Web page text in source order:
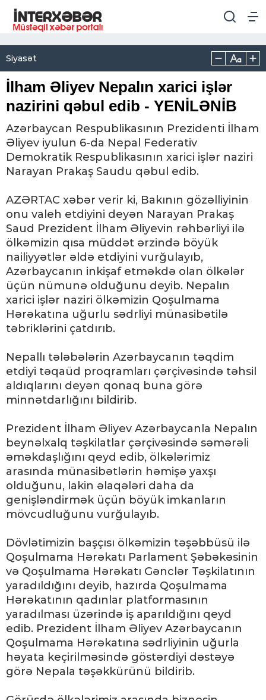
Siyasət
İlham Əliyev Nepalın xarici işlər
nazirini qəbul edib - YENİLƏNİB
Azərbaycan Respublikasının Prezidenti İlham
Əliyev iyulun 6-da Nepal Federativ
Demokratik Respublikasının xarici işlər naziri
Narayan Prakaş Saudu qəbul edib.
AZƏRTAC xəbər verir ki, Bakının gözəlliyinin
onu valeh etdiyini deyən Narayan Prakaş
Saud Prezident İlham Əliyevin rəhbərliyi ilə
ölkəmizin qısa müddət ərzində böyük
nailiyyətlər əldə etdiyini vurğulayıb,
Azərbaycanın inkişaf etməkdə olan ölkələr
üçün nümunə olduğunu deyib. Nepalın
xarici işlər naziri ölkəmizin Qoşulmama
Hərəkatına uğurlu sədrliyi münasibətilə
təbriklərini çatdırıb.
Nepallı tələbələrin Azərbaycanın təqdim
etdiyi təqaüd proqramları çərçivəsində təhsil
aldıqlarını deyən qonaq buna görə
minnətdarlığını bildirib.
Prezident İlham Əliyev Azərbaycanla Nepalın
beynəlxalq təşkilatlar çərçivəsində səmərəli
əməkdaşlığını qeyd edib, ölkələrimiz
arasında münasibətlərin həmişə yaxşı
olduğunu, lakin əlaqələri daha da
genişləndirmək üçün böyük imkanların
mövcudluğunu vurğulayıb.
Dövlətimizin başçısı ölkəmizin təşəbbüsü ilə
Qoşulmama Hərəkatı Parlament Şəbəkəsinin
və Qoşulmama Hərəkatı Gənclər Təşkilatının
yaradıldığını deyib, hazırda Qoşulmama
Hərəkatının qadınlar platformasının
yaradılması üzərində iş aparıldığını qeyd
edib. Prezident İlham Əliyev Azərbaycanın
Qoşulmama Hərəkatına sədrliyinin uğurla
həyata keçirilməsində göstərdiyi dəstəyə
görə Nepala təşəkkürünü bildirib.